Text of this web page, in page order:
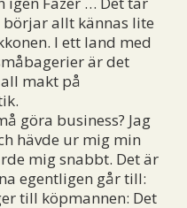
börjar allt kännas lite
I ett land med
är det
makt på
göra business? Jag
hävde ur mig min
mig snabbt. Det är
egentligen går till:
till köpmannen: Det